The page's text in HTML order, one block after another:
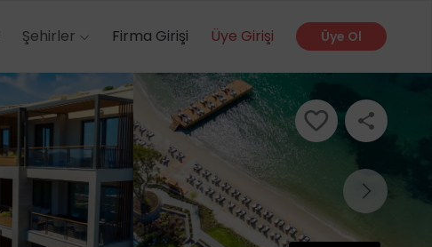
Şehirler Firma Girişi Üye Girişi Üye Ol